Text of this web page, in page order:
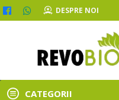
DESPRE NOI
CATEGORII